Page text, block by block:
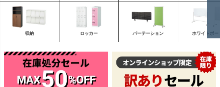
収納 ロッカー パーテーション ホワイトボー